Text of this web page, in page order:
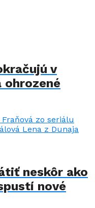
v
ohrozené
neskôr ako
nové